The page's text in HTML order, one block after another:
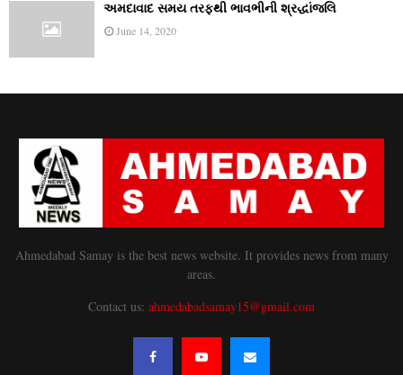
અમદાવાદ સમય તરફથી ભાવભીની શ્રદ્ધાંજલિ
June 14, 2020
Ahmedabad Samay is the best news website. It provides news from many
areas.
Contact us: ahmedabadsamay15@gmail.com